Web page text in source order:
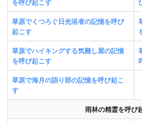
を呼び起こす
草原でくつろぐ日光浴者の記憶を呼び
起こす
草原でハイキングする気難し屋の記憶
を呼び起こす
草原で海月の語り部の記憶を呼び起こ
す
雨林の精霊を呼び